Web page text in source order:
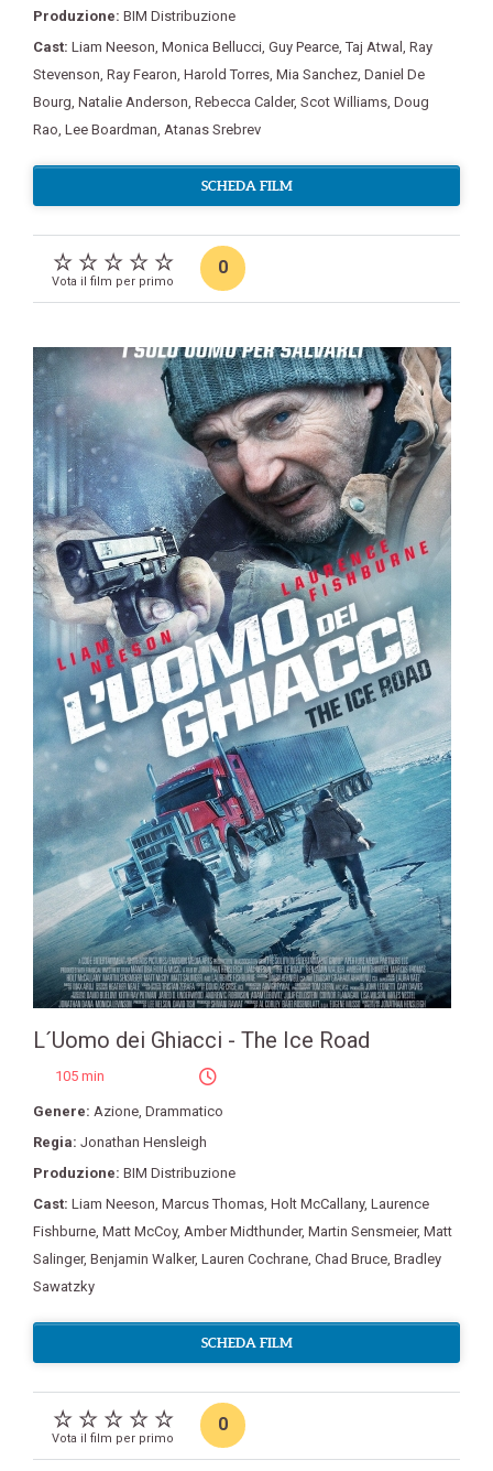
Produzione: BIM Distribuzione
Cast: Liam Neeson Monica Bellucci Guy Pearce ,Taj Atwal
Ray
Stevenson Ray Fearon Harold Torres Mia Sanchez Daniel De
Bourg Natalie Anderson Rebecca Calder, Scot Williams Doug
Rao Lee Boardman Atanas Srebrev
SCHEDA FILM
Vota il film per primo
0
L´Uomo dei Ghiacci - The Ice Road
105 min
Genere: Azione, Drammatico
Regia: Jonathan Hensleigh
Produzione: BIM Distribuzione
Cast: Liam Neeson, Marcus Thomas, Holt McCallany, Laurence
Fishburne, Matt McCoy, Amber Midthunder, Martin Sensmeier, Matt
Salinger, Benjamin Walker, Lauren Cochrane, Chad Bruce, Bradley
Sawatzky
SCHEDA FILM
Vota il film per primo
0